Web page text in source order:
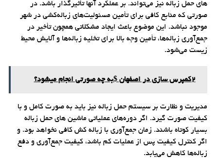
های حمل زباله نیز می‌تواند. بر عملکرد آنها تأثیرگذار باشد. در
صورتی که منابع کافی برای تأمین مسئولیت‌های زباله‌کشی در شهر
موجود نباشد. این موضوع باعث ایجاد مشکلاتی همچون تأخیر در
جمع‌آوری زباله‌ها، تأمین وجه بالا برای تخلیه زباله‌ها و آلایش محیط
زیست می‌شود.
2کمپرس سازی در اصفهان $به چه صورتی انجام میشود؟
مدیریت و نظارت بر سیستم حمل زباله نیز باید به صورت کامل و با
کیفیت صورت گیرد. اگر دوره‌های عملیاتی ماشین های حمل زباله
بسیار کوتاه باشند. زمان جمع‌آوری با زباله کش کافی نخواهد بود. و
اگر کنترل کیفیت پس از عملیات کم باشد، کیفیت جمع‌آوری و دفع
زباله‌ها کاهش می‌یابد.